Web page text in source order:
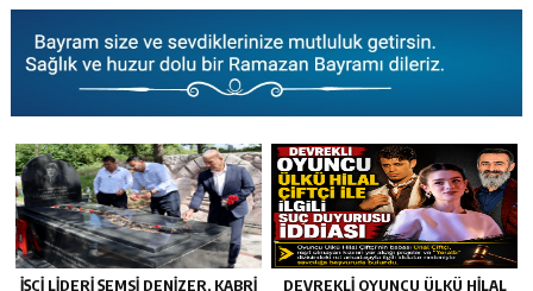
İŞÇİ LİDERİ ŞEMSİ DENİZER, KABRİ
DEVREKLİ OYUNCU ÜLKÜ HİLAL